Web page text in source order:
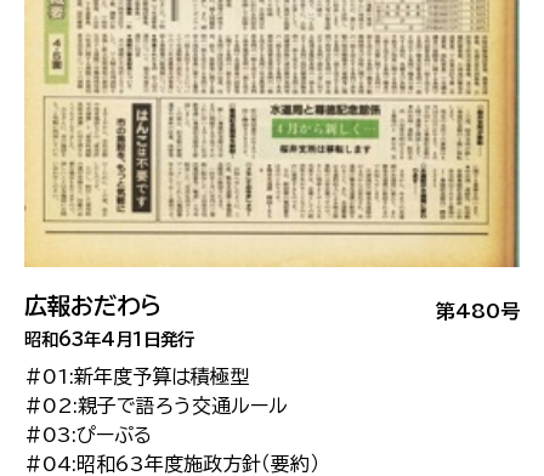
第480号
広報おだわら
昭和63年4月1日発行
#01:新年度予算は積極型
#02:親子で語ろう交通ルール
#03:ぴーぷる
#04:昭和63年度施政方針（要約）